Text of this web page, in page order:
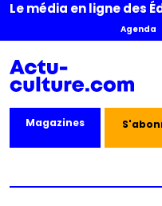
Le média en ligne des
Agenda
Magazines